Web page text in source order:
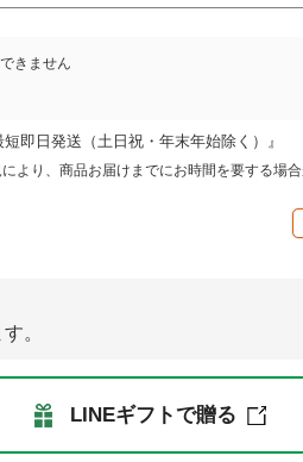
きません
即日発送（土日祝・年末年始除く）』
より、商品お届けまでにお時間を要する場合
。
LINEギフトで贈る